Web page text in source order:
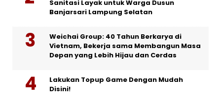
Sanitasi Layak untuk Warga Dusun
Banjarsari Lampung Selatan
Weichai Group: 40 Tahun Berkarya di
Vietnam, Bekerja sama Membangun Masa
Depan yang Lebih Hijau dan Cerdas
Lakukan Topup Game Dengan Mudah
Disini!